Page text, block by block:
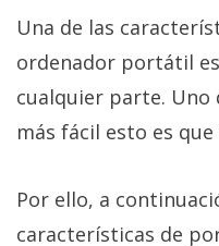
Una de las
ordenador portátil
cualquier parte. Uno
más fácil esto es que
Por ello, a
características de